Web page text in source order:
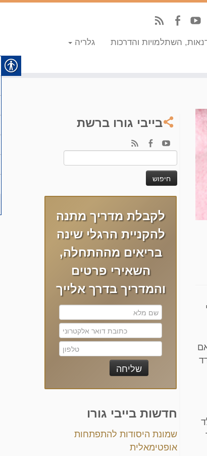
השתלמויות והדרכות
גלריה
בייבי גורו ברשת
לקבלת מדריך מתנה
להקניית הרגלי שינה
בריאים מההתחלה,
השאירי פרטים
והמדריך בדרך אלייך
חדשות בייבי גורו
שמונת היסודות להתפתחות
אופטימאלית